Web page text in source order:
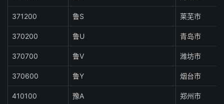
371200 鲁S 莱芜市
370200 鲁U 青岛市
370700 鲁V 潍坊市
370600 鲁Y 烟台市
410100 豫A 郑州市